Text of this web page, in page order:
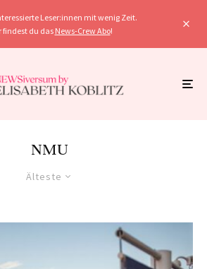
Leser:innen mit wenig Zeit.
findest du das News-Crew Abo!
NMU
Älteste